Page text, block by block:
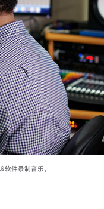
件录制音乐。